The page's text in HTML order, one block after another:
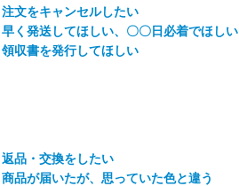
注文をキャンセルしたい
早く発送してほしい、〇〇日必着でほしい
領収書を発行してほしい
返品・交換をしたい
商品が届いたが、思っていた色と違う